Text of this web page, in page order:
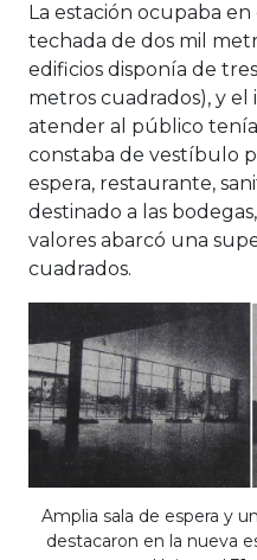
La estación ocupaba
techada de dos mil
edificios disponía de
metros cuadrados), y
atender al público
constaba de vestíbulo
espera, restaurante,
destinado a las
valores abarcó una
cuadrados.
Amplia sala de espera y
destacaron en la nueva